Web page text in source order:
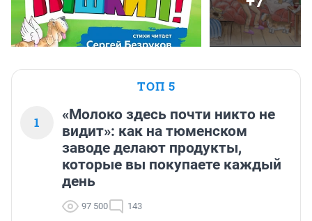
ТОП 5
1
«Молоко здесь почти никто не
видит»: как на тюменском
заводе делают продукты,
которые вы покупаете каждый
день
97 500 143